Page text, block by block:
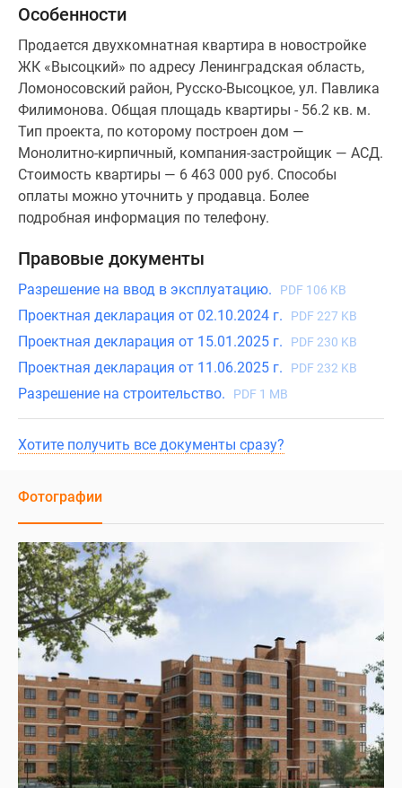
Особенности
Продается двухкомнатная квартира в новостройке
ЖК «Высоцкий» по адресу Ленинградская область,
Ломоносовский район, Русско-Высоцкое, ул. Павлика
Филимонова. Общая площадь квартиры - 56.2 кв. м.
Тип проекта, по которому построен дом —
Монолитно-кирпичный, компания-застройщик — АСД.
Стоимость квартиры — 6 463 000 руб. Способы
оплаты можно уточнить у продавца. Более
подробная информация по телефону.
Правовые документы
Разрешение на ввод в эксплуатацию. PDF 106 KB
Проектная декларация от 02.10.2024 г. PDF 227 KB
Проектная декларация от 15.01.2025 г. PDF 230 KB
Проектная декларация от 11.06.2025 г. PDF 232 KB
Разрешение на строительство. PDF 1 MB
Хотите получить все документы сразу?
Фотографии